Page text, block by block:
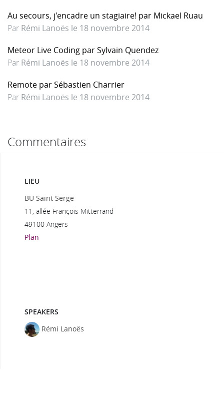
Au secours, j'encadre un stagiaire! par Mickael Ruau
Par Rémi Lanoës le 18 novembre 2014
Meteor Live Coding par Sylvain Quendez
Par Rémi Lanoës le 18 novembre 2014
Remote par Sébastien Charrier
Par Rémi Lanoës le 18 novembre 2014
Commentaires
LIEU
BU Saint Serge
11, allée François Mitterrand
49100 Angers
Plan
SPEAKERS
Rémi Lanoës